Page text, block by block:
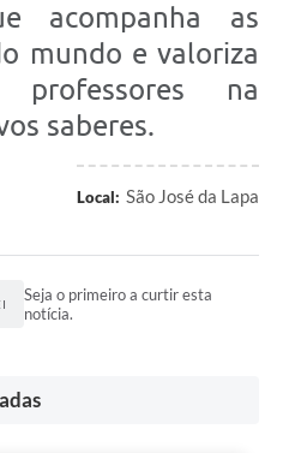
acompanha as
mundo e valoriza
na
saberes.
Local: São José da Lapa
Seja o primeiro a curtir esta
notícia.